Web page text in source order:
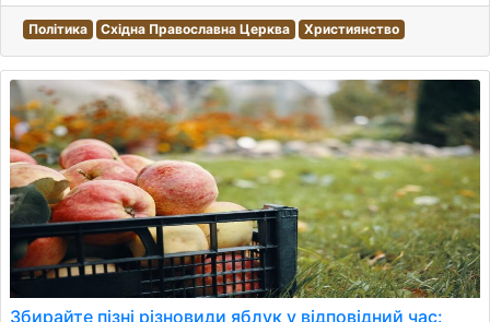
Політика Східна Православна Церква Християнство
Збирайте пізні різновиди яблук у відповідний час: